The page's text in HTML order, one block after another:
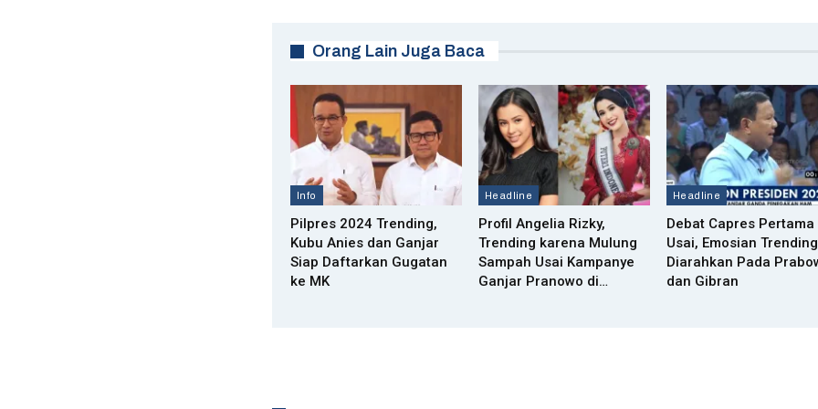
Orang Lain Juga Baca
Info
Pilpres 2024 Trending,
Kubu Anies dan Ganjar
Siap Daftarkan Gugatan
ke MK
Headline
Profil Angelia Rizky,
Trending karena Mulung
Sampah Usai Kampanye
Ganjar Pranowo di…
Headline
Debat Capres Pertama
Usai, Emosian
Diarahkan Pada
dan Gibran